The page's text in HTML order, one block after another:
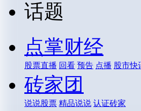
话题
点掌财经
股票直播 回看 预告 点播 股市快
砖家团
说说股票 精品说说 认证砖家